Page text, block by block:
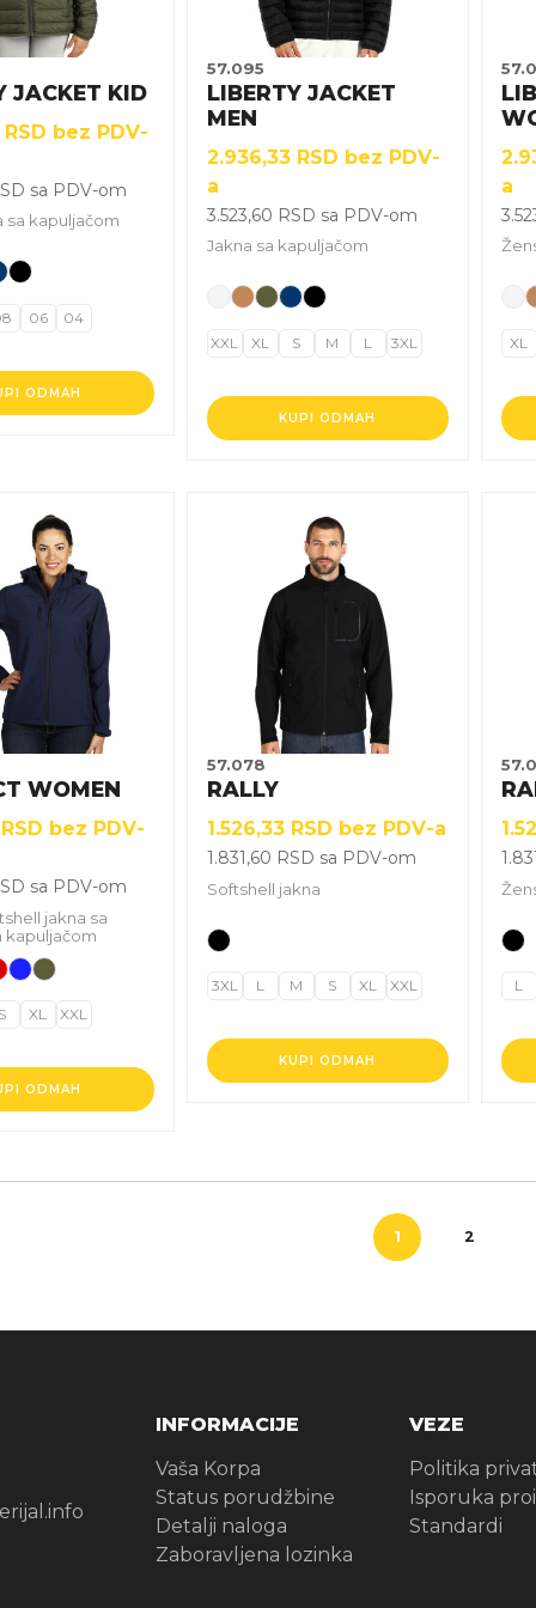
JACKET KID
RSD bez PDV-
sa PDV-om
sa kapuljačom
ODMAH
06 04
57.095
LIBERTY JACKET
MEN
2.936,33 RSD bez PDV-
a
3.523,60 RSD sa PDV-om
Jakna sa kapuljačom
KUPI ODMAH
izabrane
na
stranici
XXL XL S M L 3XL
a
na
XL
WOMEN
RSD bez PDV-
sa PDV-om
jakna sa
kapuljačom
ODMAH
S XL XXL
57.078
RALLY
1.526,33 RSD bez PDV-a
1.831,60 RSD sa PDV-om
Softshell jakna
KUPI ODMAH
varijanti.
Opcije
mogu
izabrane
na
proizvoda.
3XL L M S XL XXL
na
L
1 2
INFORMACIJE
Vaša Korpa
Status porudžbine
Detalji naloga
Zaboravljena lozinka
VEZE
Politika
Isporuka
Standardi